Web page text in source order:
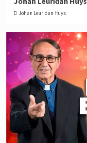
Johan Leuridan Huys